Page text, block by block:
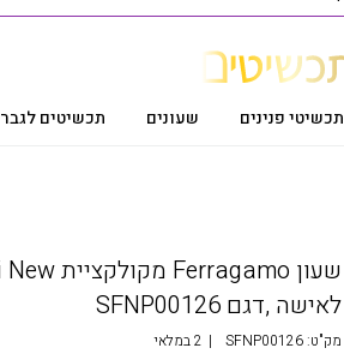
תכשיטי פנינים שעונים תכשיטים לגבר
לאישה ,דגם SFNP00126
מק"ט:SFNP00126
| 2 במלאי